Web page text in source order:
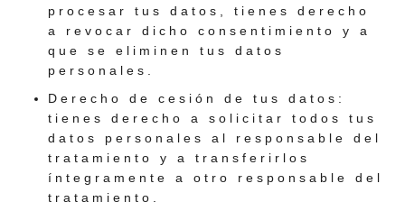
procesar tus datos, tienes derecho
a revocar dicho consentimiento y a
que se eliminen tus datos
personales.
Derecho de cesión de tus datos:
tienes derecho a solicitar todos tus
datos personales al responsable del
tratamiento y a transferirlos
íntegramente a otro responsable del
tratamiento.